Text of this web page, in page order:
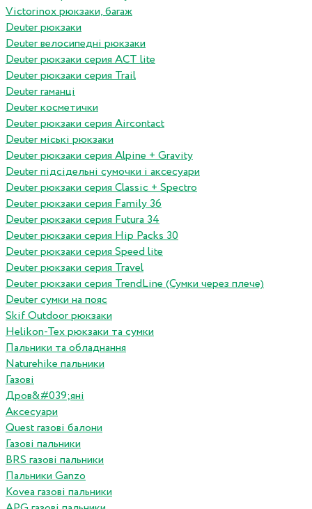
Victorinox рюкзаки, багаж
Deuter рюкзаки
Deuter велосипедні рюкзаки
Deuter рюкзаки серия ACT lite
Deuter рюкзаки серия Trail
Deuter гаманці
Deuter косметички
Deuter рюкзаки серия Aircontact
Deuter міські рюкзаки
Deuter рюкзаки серия Alpine + Gravity
Deuter підсідельні сумочки і аксесуари
Deuter рюкзаки серия Classic + Spectro
Deuter рюкзаки серия Family 36
Deuter рюкзаки серия Futura 34
Deuter рюкзаки серия Hip Packs 30
Deuter рюкзаки серия Speed lite
Deuter рюкзаки серия Travel
Deuter рюкзаки серия TrendLine (Сумки через плече)
Deuter сумки на пояс
Skif Outdoor рюкзаки
Helikon-Tex рюкзаки та сумки
Пальники та обладнання
Naturehike пальники
Газові
Дров&#039;яні
Аксесуари
Quest газові балони
Газові пальники
BRS газові пальники
Пальники Ganzo
Kovea газові пальники